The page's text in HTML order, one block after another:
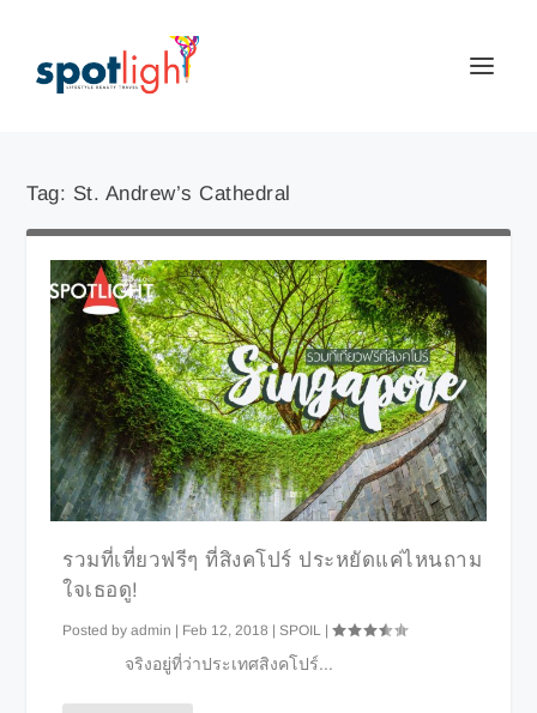
Tag: St. Andrew’s Cathedral
รวมที่เที่ยวฟรีๆ ที่สิงคโปร์ ประหยัดแค่ไหนถาม
ใจเธอดู!
Posted byadmin | Feb 12, 2018 |SPOIL |
จริงอยู่ที่ว่าประเทศสิงคโปร์...